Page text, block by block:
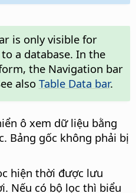
is only visible for
a database. In the
the Navigation bar
alsoTable Data bar.
ô xem dữ liệu bằng
Bảng gốc không phải bị
hiện thời được lưu
Nếu có bộ lọc thì biểu